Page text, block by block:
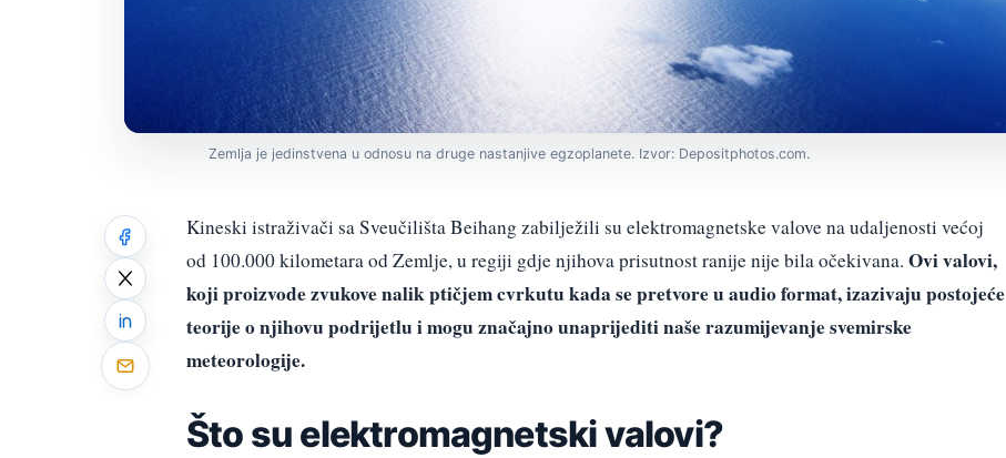
Zemlja je jedinstvena u odnosu na druge nastanjive egzoplanete. Izvor: Depositphotos.com.
Kineski istraživači sa Sveučilišta Beihang zabilježili su elektromagnetske valove na udaljenosti većoj
od 100.000 kilometara od Zemlje, u regiji gdje njihova prisutnost ranije nije bila očekivana. Ovi valovi,
koji proizvode zvukove nalik ptičjem cvrkutu kada se pretvore u audio format, izazivaju postojeće
teorije o njihovu podrijetlu i mogu značajno unaprijediti naše razumijevanje svemirske
meteorologije.
Što su elektromagnetski valovi?